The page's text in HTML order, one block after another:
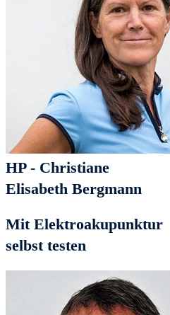
HP - Christiane
Elisabeth Bergmann
Mit Elektroakupunktur
selbst testen